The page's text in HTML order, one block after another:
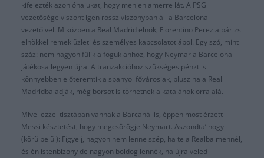
kifejezték azon óhajukat, hogy menjen amerre lát. A PSG
vezetősége viszont igen rossz viszonyban áll a Barcelona
vezetőivel. Miközben a Real Madrid elnök, Florentino Perez a párizsi
elnökkel remek üzleti és személyes kapcsolatot ápol. Egy szó, mint
száz: nem nagyon fűlik a foguk ahhoz, hogy Neymar a Barcelona
játékosa legyen újra. A tranzakcióhoz szükséges pénzt is
könnyebben előteremtik a spanyol fővárosiak, plusz ha a Real
Madridba adják, még borsot is törhetnek a katalánok orra alá.
Mivel ezzel tisztában vannak a Barcanál is, éppen most érzett
Messi késztetést, hogy megcsörögje Neymart. Aszondta’ hogy
(körülbelül): Figyelj, nagyon nem lenne szép, ha te a Realba mennél,
és én istenbizony de nagyon boldog lennék, ha újra veled